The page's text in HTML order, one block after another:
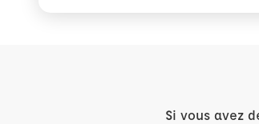
Si vous avez